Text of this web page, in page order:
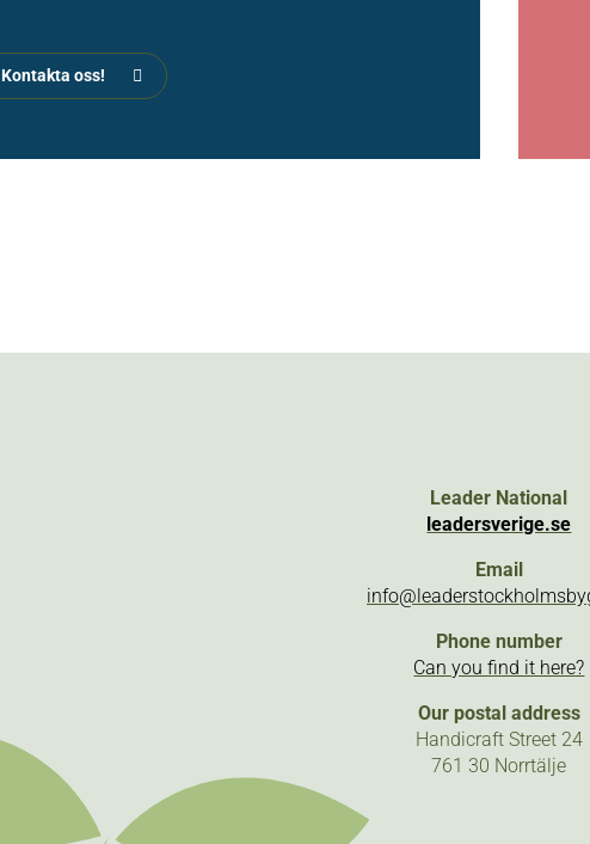
Kontakta oss!
Leader National
leadersverige.se
Email
Phone number
Can you find it here?
Our postal address
Handicraft Street 24
761 30 Norrtälje